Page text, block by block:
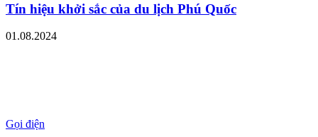
Tín hiệu khởi sắc của du lịch Phú Quốc
01.08.2024
Gọi điện